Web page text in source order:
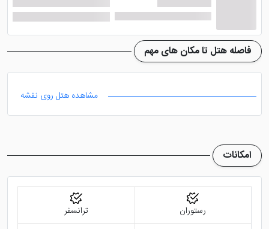
در رستوران هتل رنسانس لایف وان انواع غذاهای محلی با
کیفیتی مطلوب ارائه می شوند. صبحانه هتل به صورت بوفه
بوده و انواع صبحانه های آمریکایی، گیاهی، قاره ای، ایرلندی
و حلال سرو می گردد. سالن بار هتل نیز با ارائه نوشیدنی
عالی جهت شادی است.
با اقامت در این هتل شما می توانید از امکانات دیگری
همچون آسانسور، پارکینگ رایگان همراه با دربان و ...
استفاده نمایید. خدمات تاکسی سرویس، خدمات خشک
فاصله هتل تا مکان های مهم
مشاهده هتل روی نقشه
امکانات
رستوران ترانسفر